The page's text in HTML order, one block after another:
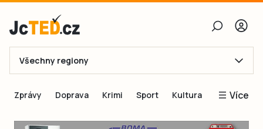
E-mail
Všechny regiony
Zprávy Doprava Krimi Sport Kultura Více
Blogy